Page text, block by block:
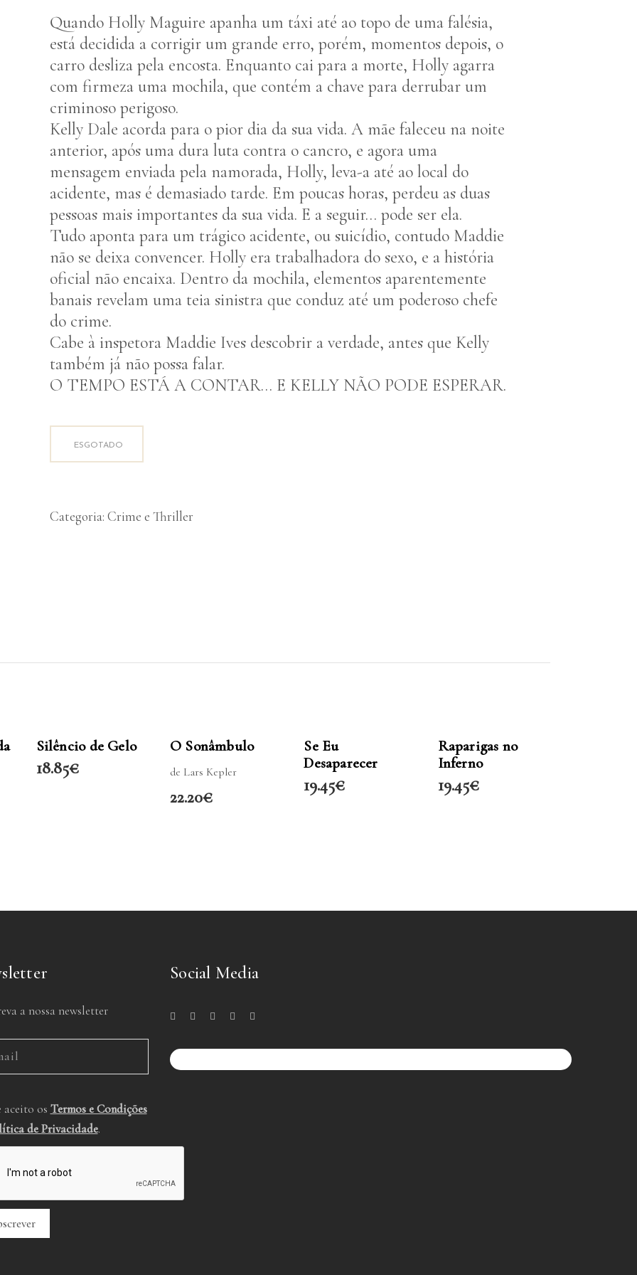
Quando Holly Maguire apanha um táxi até ao topo de uma falésia,
está decidida a corrigir um grande erro, porém, momentos depois, o
carro desliza pela encosta. Enquanto cai para a morte, Holly agarra
com firmeza uma mochila, que contém a chave para derrubar um
criminoso perigoso.
Kelly Dale acorda para o pior dia da sua vida. A mãe faleceu na noite
anterior, após uma dura luta contra o cancro, e agora uma
mensagem enviada pela namorada, Holly, leva-a até ao local do
acidente, mas é demasiado tarde. Em poucas horas, perdeu as duas
pessoas mais importantes da sua vida. E a seguir… pode ser ela.
Tudo aponta para um trágico acidente, ou suicídio, contudo Maddie
não se deixa convencer. Holly era trabalhadora do sexo, e a história
oficial não encaixa. Dentro da mochila, elementos aparentemente
banais revelam uma teia sinistra que conduz até um poderoso chefe
do crime.
Cabe à inspetora Maddie Ives descobrir a verdade, antes que Kelly
também já não possa falar.
O TEMPO ESTÁ A CONTAR… E KELLY NÃO PODE ESPERAR.
ESGOTADO
Categoria: Crime e Thriller
Silêncio de Gelo
18.85€
O Sonâmbulo
de Lars Kepler
22.20€
Se Eu
Desaparecer
19.45€
Raparigas no
Inferno
19.45€
a nossa newsletter
aceito os Termos e Condições
de Privacidade.
Social Media